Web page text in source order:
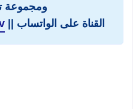
ومجموعة
القناة على الواتساب ||